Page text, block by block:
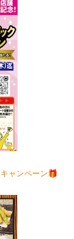
ャンペーン🎁